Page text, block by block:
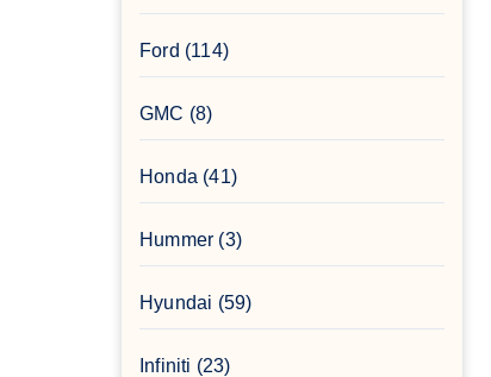
Ford (114)
GMC (8)
Honda (41)
Hummer (3)
Hyundai (59)
Infiniti (23)